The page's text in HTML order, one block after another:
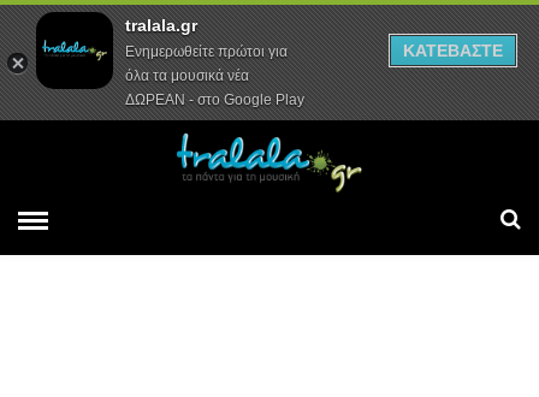
Αρχική Συνεντεύξεις Ρεπορτάζ
tralala.gr
Ενημερωθείτε πρώτοι για
όλα τα μουσικά νέα
ΔΩΡΕΑΝ - στο Google Play
ΚΑΤΕΒΑΣΤΕ